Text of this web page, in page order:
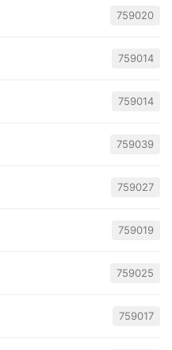
759020
759014
759014
759039
759027
759019
759025
759017